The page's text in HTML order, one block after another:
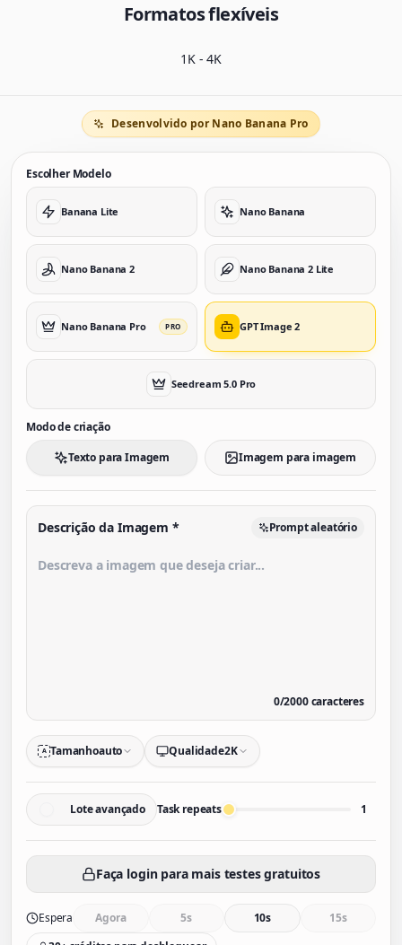
Formatos flexíveis
1K - 4K
Desenvolvido por Nano Banana Pro
Escolher Modelo
Banana Lite Nano Banana
Nano Banana 2 Nano Banana 2 Lite
Nano Banana Pro PRO GPT Image 2
Seedream 5.0 Pro
Modo de criação
Texto para Imagem
Imagem para imagem
Descrição da Imagem * Prompt aleatório
0/2000caracteres
A Tamanhoauto Qualidade2K
Lote avançado Task repeats 1
Faça login para mais testes gratuitos
Espera Agora 5s 10s
15s